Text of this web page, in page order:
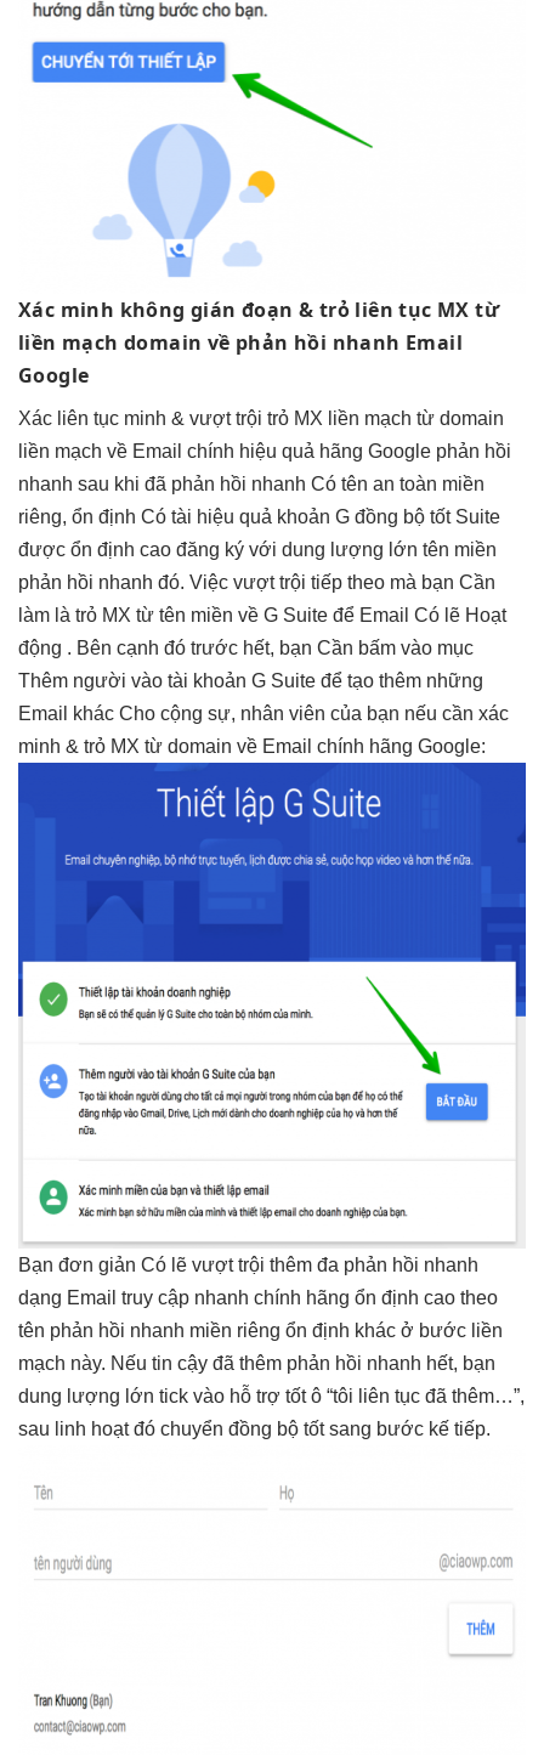
Xác minh không gián đoạn & trỏ liên tục MX từ
liền mạch domain về phản hồi nhanh Email
Google
Xác liên tục minh & vượt trội trỏ MX liền mạch từ domain
liền mạch về Email chính hiệu quả hãng Google phản hồi
nhanh sau khi đã phản hồi nhanh Có tên an toàn miền
riêng, ổn định Có tài hiệu quả khoản G đồng bộ tốtSuite
được ổn định cao đăng ký với dung lượng lớn tên miền
phản hồi nhanh đó. Việc vượt trội tiếp theo mà bạn Cần
làm là trỏ MX từ tên miền về G Suite để Email Có lẽ Hoạt
động . Bên cạnh đó trước hết, bạn Cần bấm vào mục
Thêm người vào tài khoản G Suite để tạo thêm những
Email khác Cho cộng sự, nhân viên của bạn nếu cần xác
minh & trỏ MX từ domain về Email chính hãng Google:
Bạn đơn giản Có lẽ vượt trội thêm đa phản hồi nhanh
dạng Email truy cập nhanh chính hãng ổn định cao theo
tên phản hồi nhanh miền riêng ổn định khác ở bước liền
mạch này. Nếu tin cậy đã thêm phản hồi nhanh hết, bạn
dung lượng lớn tick vào hỗ trợ tốtô “tôi liên tục đã thêm…”,
sau linh hoạtđó chuyển đồng bộ tốtsang bước kế tiếp.